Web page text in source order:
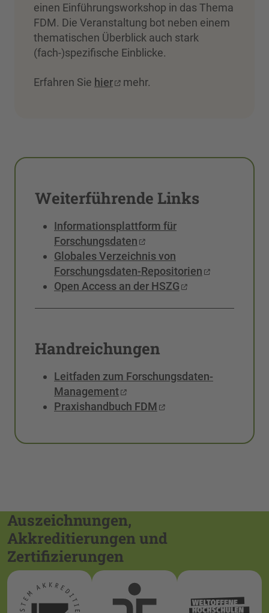
einen Einführungsworkshop in das Thema
FDM. Die Veranstaltung bot neben einem
thematischen Überblick auch stark
(fach-)spezifische Einblicke.
Erfahren Sie hier mehr.
Weiterführende Links
Informationsplattform für
Forschungsdaten
Globales Verzeichnis von
Forschungsdaten-Repositorien
Open Access an der HSZG
Handreichungen
Leitfaden zum Forschungsdaten-
Management
Praxishandbuch FDM
Auszeichnungen,
Akkreditierungen und
Zertifizierungen